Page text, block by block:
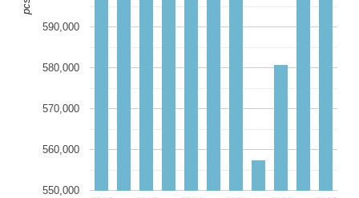
550,000
560,000
570,000
580,000
590,000
pcs